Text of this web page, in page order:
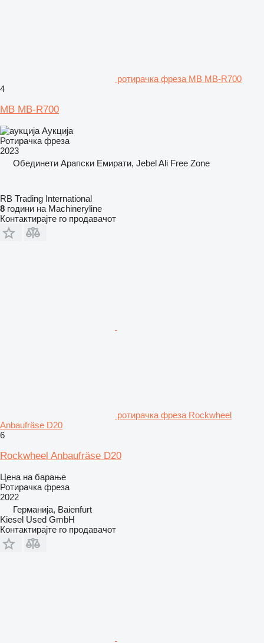
ротирачка фреза MB MB-R700
4
MB MB-R700
Аукција
Ротирачка фреза
2023
Обединети Арапски Емирати, Jebel Ali Free Zone
RB Trading International
8 години на Machineryline
Контактирајте го продавачот
ротирачка фреза Rockwheel
Anbaufräse D20
6
Rockwheel Anbaufräse D20
Цена на барање
Ротирачка фреза
2022
Германија, Baienfurt
Kiesel Used GmbH
Контактирајте го продавачот